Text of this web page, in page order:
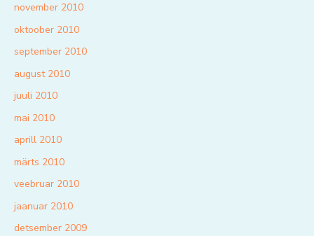
november 2010
oktoober 2010
september 2010
august 2010
juuli 2010
mai 2010
aprill 2010
märts 2010
veebruar 2010
jaanuar 2010
detsember 2009